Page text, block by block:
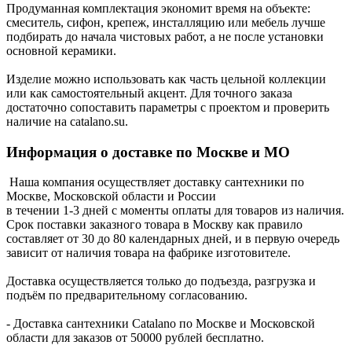
Продуманная комплектация экономит время на объекте:
смеситель, сифон, крепеж, инсталляцию или мебель лучше
подбирать до начала чистовых работ, а не после установки
основной керамики.
Изделие можно использовать как часть цельной коллекции
или как самостоятельный акцент. Для точного заказа
достаточно сопоставить параметры с проектом и проверить
наличие на catalano.su.
Информация о доставке по Москве и МО
Наша компания осуществляет доставку сантехники по
Москве, Московской области и России
в течении 1-3 дней с моменты оплаты для товаров из наличия.
Срок поставки заказного товара в Москву как правило
составляет от 30 до 80 календарных дней, и в первую очередь
зависит от наличия товара на фабрике изготовителе.
Доставка осуществляется только до подъезда, разгрузка и
подъём по предварительному согласованию.
- Доставка сантехники Catalano по Москве и Московской
области для заказов от 50000 рублей бесплатно.